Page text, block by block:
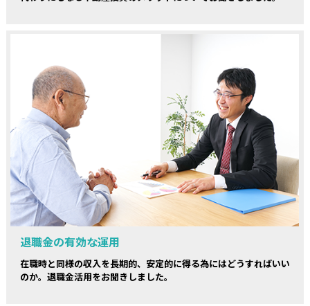
退職金の有効な運用
在職時と同様の収入を長期的、安定的に得る為にはどうすればいい
のか。退職金活用をお聞きしました。